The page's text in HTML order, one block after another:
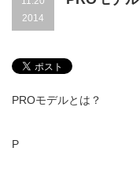
2014
PROモデルとは？
P